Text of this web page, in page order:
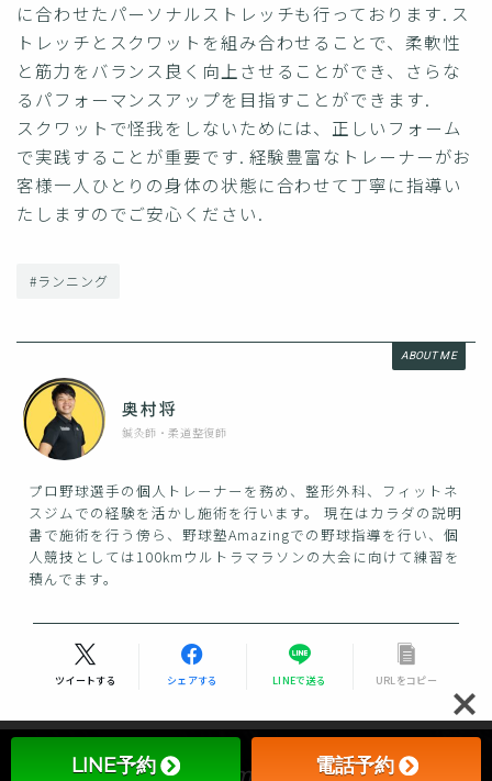
に合わせたパーソナルストレッチも行っております. ス
トレッチとスクワットを組み合わせることで、柔軟性
と筋力をバランス良く向上させることができ、さらな
るパフォーマンスアップを目指すことができます.
スクワットで怪我をしないためには、正しいフォーム
で実践することが重要です. 経験豊富なトレーナーがお
客様一人ひとりの身体の状態に合わせて丁寧に指導い
たしますのでご安心ください.
#ランニング
ABOUT ME
奥村将
鍼灸師・柔道整復師
プロ野球選手の個人トレーナーを務め、整形外科、フィットネ
スジムでの経験を活かし施術を行います。 現在はカラダの説明
書で施術を行う傍ら、野球塾Amazingでの野球指導を行い、個
人競技としては100kmウルトラマラソンの大会に向けて練習を
積んでます。
ツイートする シェアする LINEで送る URLをコピー
LINE予約 電話予約